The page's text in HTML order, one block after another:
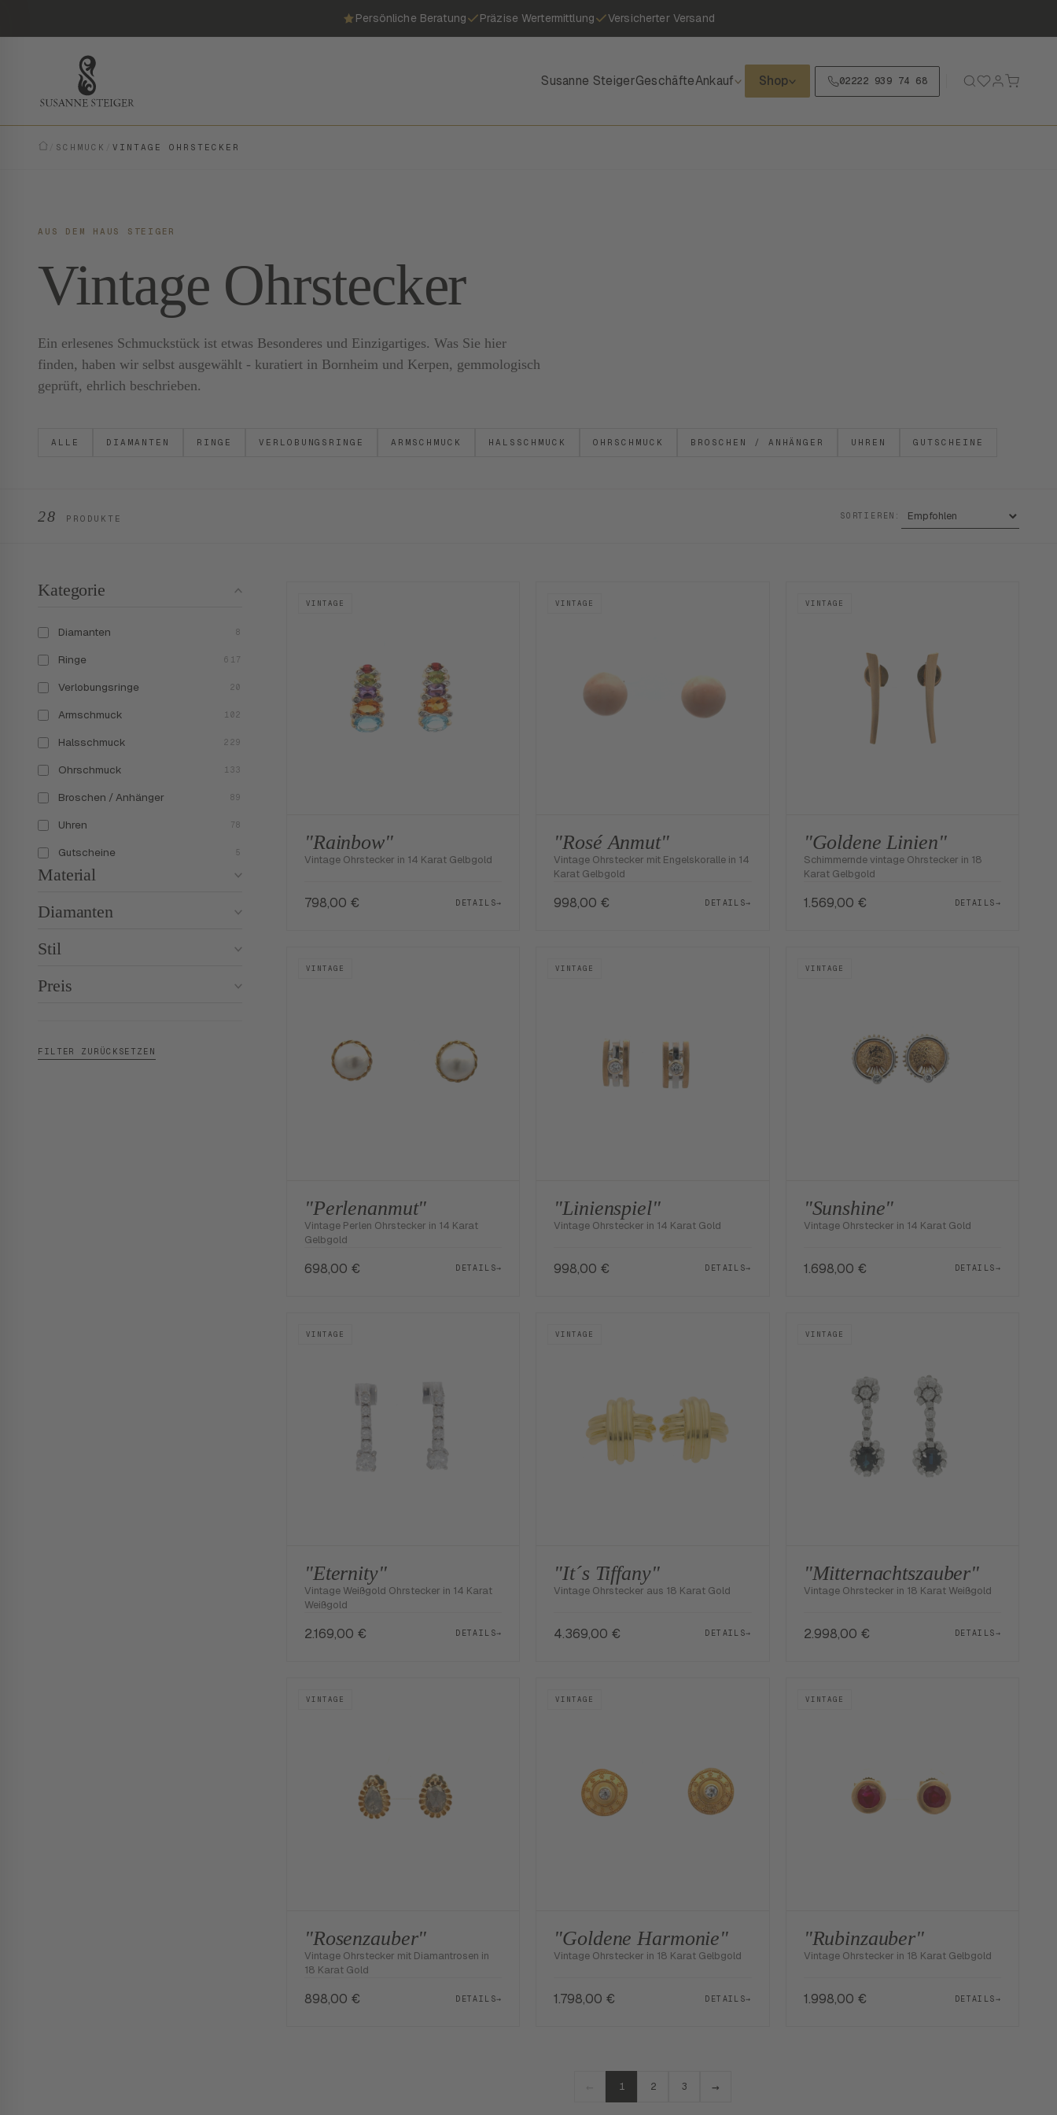
Persönliche Beratung Präzise Wertermittlung Versicherter Versand
Susanne SteigerGeschäfteAnkauf Shop 02222 939 74 68
SCHMUCK VINTAGE OHRSTECKER
AUS DEM HAUS STEIGER
Vintage Ohrstecker
Ein erlesenes Schmuckstück ist etwas Besonderes und Einzigartiges. Was Sie hier
finden, haben wir selbst ausgewählt - kuratiert in Bornheim und Kerpen, gemmologisch
geprüft, ehrlich beschrieben.
ALLE DIAMANTEN RINGE VERLOBUNGSRINGE ARMSCHMUCK HALSSCHMUCK OHRSCHMUCK BROSCHEN / ANHÄNGER UHREN GUTSCHEINE
28 PRODUKTE SORTIEREN:
Kategorie
Diamanten 8
Ringe 617
Verlobungsringe 20
Armschmuck 102
Halsschmuck 229
Ohrschmuck 133
Broschen / Anhänger 89
Uhren 78
Gutscheine 5
Material
Diamanten
Stil
Preis
FILTER ZURÜCKSETZEN
VINTAGE
"Rainbow"
Vintage Ohrstecker in 14 Karat Gelbgold
798,00 € DETAILS→
VINTAGE
"Rosé Anmut"
Vintage Ohrstecker mit Engelskoralle in 14
Karat Gelbgold
998,00 € DETAILS→
VINTAGE
"Goldene Linien"
Schimmernde vintage Ohrstecker in 18
Karat Gelbgold
1.569,00 € DETAILS→
VINTAGE
"Perlenanmut"
Vintage Perlen Ohrstecker in 14 Karat
Gelbgold
698,00 € DETAILS→
VINTAGE
"Linienspiel"
Vintage Ohrstecker in 14 Karat Gold
998,00 € DETAILS→
VINTAGE
"Sunshine"
Vintage Ohrstecker in 14 Karat Gold
1.698,00 € DETAILS→
VINTAGE
"Eternity"
Vintage Weißgold Ohrstecker in 14 Karat
Weißgold
2.169,00 € DETAILS→
VINTAGE
"It´s Tiffany"
Vintage Ohrstecker aus 18 Karat Gold
4.369,00 € DETAILS→
VINTAGE
"Mitternachtszauber"
Vintage Ohrstecker in 18 Karat Weißgold
2.998,00 € DETAILS→
VINTAGE
"Rosenzauber"
Vintage Ohrstecker mit Diamantrosen in
18 Karat Gold
898,00 € DETAILS→
VINTAGE
"Goldene Harmonie"
Vintage Ohrstecker in 18 Karat Gelbgold
1.798,00 € DETAILS→
VINTAGE
"Rubinzauber"
Vintage Ohrstecker in 18 Karat Gelbgold
1.998,00 € DETAILS→
1 2 3 →